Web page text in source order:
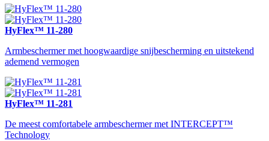
HyFlex™ 11-280
Armbeschermer met hoogwaardige snijbescherming en uitstekend
ademend vermogen
HyFlex™ 11-281
De meest comfortabele armbeschermer met INTERCEPT™
Technology